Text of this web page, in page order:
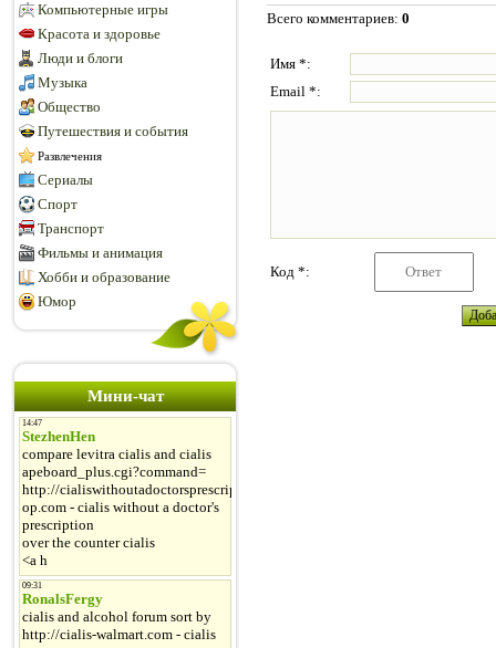
Компьютерные игры
Красота и здоровье
Люди и блоги
Музыка
Общество
Путешествия и события
Развлечения
Сериалы
Спорт
Транспорт
Фильмы и анимация
Хобби и образование
Юмор
Мини-чат
Всего комментариев: 0
Имя *:
Email *:
Код *: